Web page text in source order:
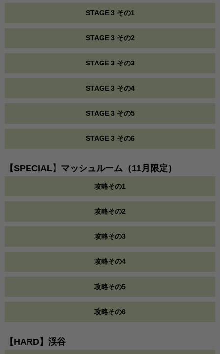
STAGE 3 その1
STAGE 3 その2
STAGE 3 その3
STAGE 3 その4
STAGE 3 その5
STAGE 3 その6
【SPECIAL】マッシュルーム（11月限定）
攻略その1
攻略その2
攻略その3
攻略その4
攻略その5
攻略その6
【HARD】渓谷